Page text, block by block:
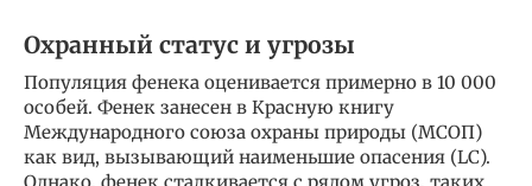
Охранный статус и угрозы
Популяция фенека оценивается примерно в 10 000
особей. Фенек занесен в Красную книгу
Международного союза охраны природы (МСОП)
как вид, вызывающий наименьшие опасения (LC).